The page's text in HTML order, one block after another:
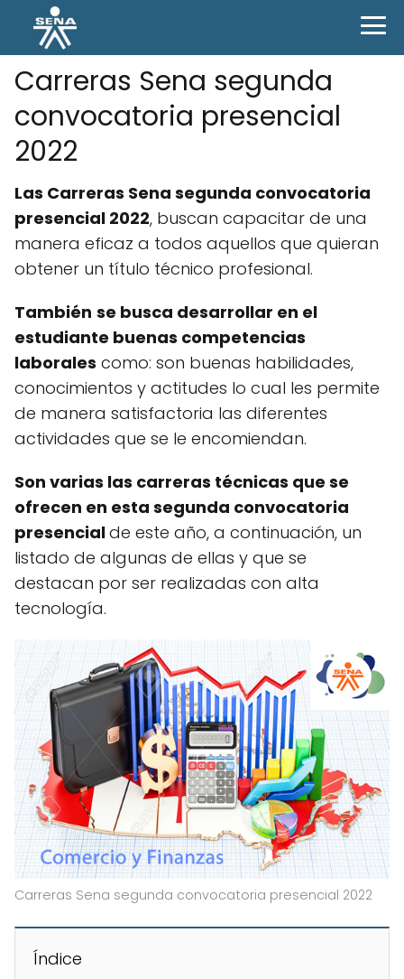
Carreras Sena segunda
convocatoria presencial
2022
Las Carreras Sena segunda convocatoria
presencial 2022, buscan capacitar de una
manera eficaz a todos aquellos que quieran
obtener un título técnico profesional.
También se busca desarrollar en el
estudiante buenas competencias
laborales como: son buenas habilidades,
conocimientos y actitudes lo cual les permite
de manera satisfactoria las diferentes
actividades que se le encomiendan.
Son varias las carreras técnicas que se
ofrecen en esta segunda convocatoria
presencialde este año, a continuación, un
listado de algunas de ellas y que se
destacan por ser realizadas con alta
tecnología.
Carreras Sena segunda convocatoria presencial 2022
Índice